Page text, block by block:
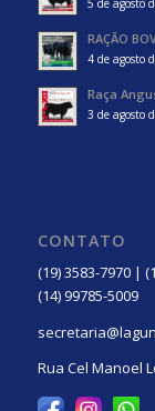
5 de agosto
RAÇÃO
4 de agosto
Raça
3 de agosto
CONTATO
(19) 3583-7970 |
(14) 99785-5009
Rua Cel Manoel